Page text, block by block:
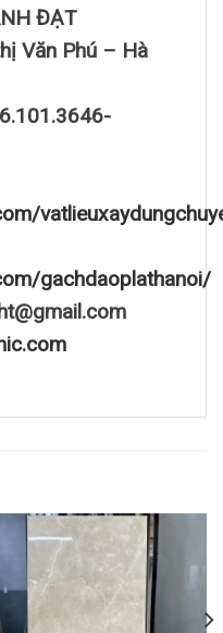
ĐẠT
Văn Phú – Hà
gachdaoplathanoi/